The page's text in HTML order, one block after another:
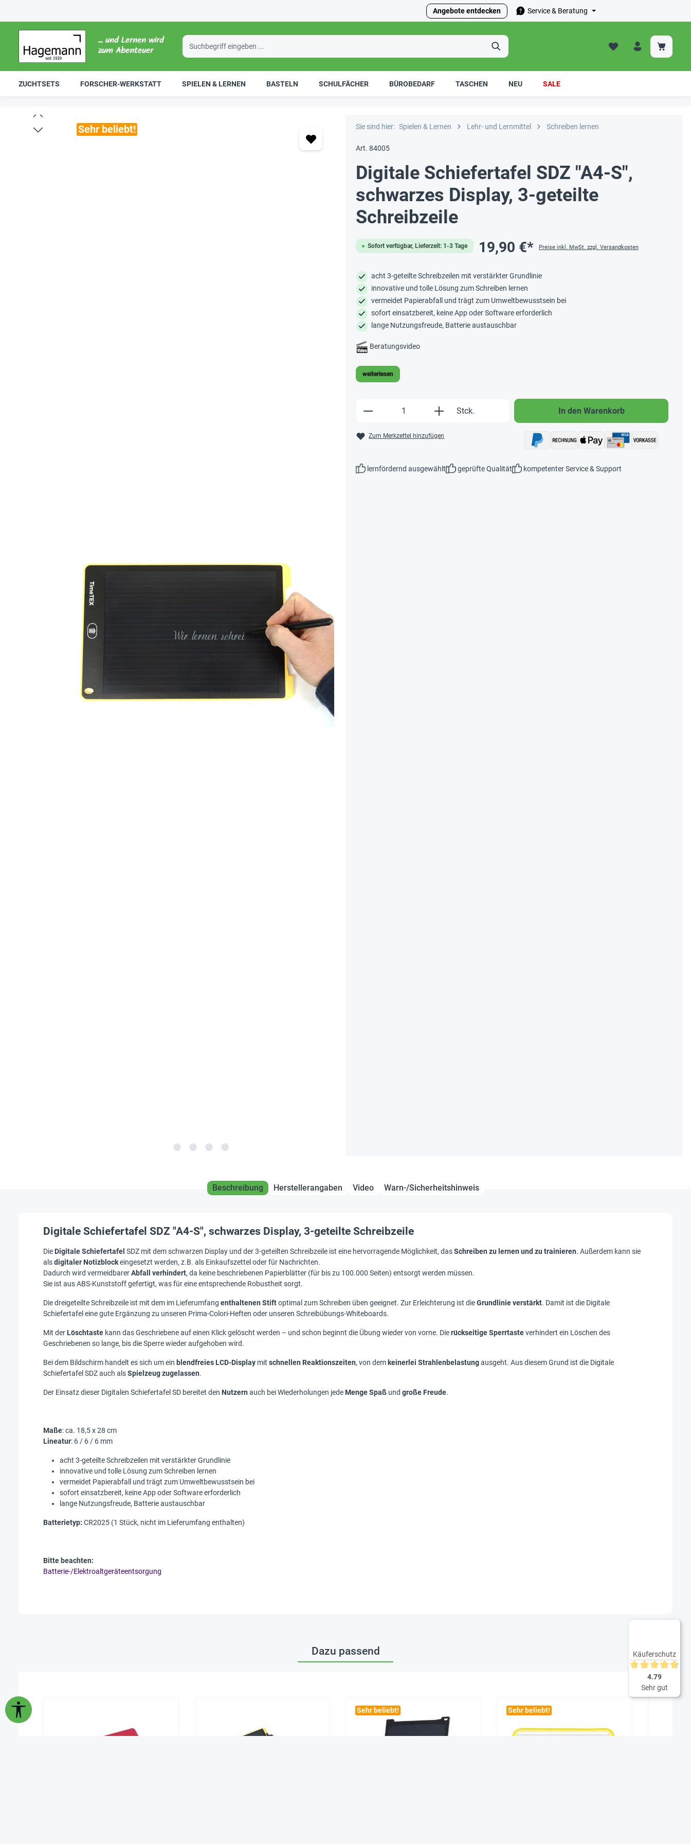
Angebote entdecken Service & Beratung
... und Lernen wird
zum Abenteuer
ZUCHTSETS FORSCHER-WERKSTATT SPIELEN & LERNEN BASTELN SCHULFÄCHER BÜROBEDARF TASCHEN NEU SALE
Sehr beliebt! Sie sind hier: Spielen & Lernen Lehr- und Lernmittel Schreiben lernen
Art. 84005
Digitale Schiefertafel SDZ "A4-S",
schwarzes Display, 3-geteilte
Schreibzeile
Sofort verfügbar, Lieferzeit: 1-3 Tage 19,90 €* Preise inkl. MwSt. zzgl. Versandkosten
acht 3-geteilte Schreibzeilen mit verstärkter Grundlinie
innovative und tolle Lösung zum Schreiben lernen
vermeidet Papierabfall und trägt zum Umweltbewusstsein bei
sofort einsatzbereit, keine App oder Software erforderlich
lange Nutzungsfreude, Batterie austauschbar
Beratungsvideo
weiterlesen
Produkt Anzahl: Gib den gewünschten Wert ein oder
Stck.
Zum Merkzettel hinzufügen
In den Warenkorb
lernfördernd ausgewählt geprüfte Qualität kompetenter Service & Support
Beschreibung Herstellerangaben Video Warn-/Sicherheitshinweis
Digitale Schiefertafel SDZ "A4-S", schwarzes Display, 3-geteilte Schreibzeile
Die Digitale Schiefertafel SDZ mit dem schwarzen Display und der 3-geteilten Schreibzeile ist eine hervorragende Möglichkeit, dasSchreiben zu lernen und zu trainieren. Außerdem kann sie
alsdigitaler Notizblockeingesetzt werden, z.B. als Einkaufszettel oder für Nachrichten.
Dadurch wird vermeidbarerAbfall verhindert, da keine beschriebenen Papierblätter (für bis zu 100.000 Seiten) entsorgt werden müssen.
Sie ist aus ABS-Kunststoff gefertigt, was für eine entsprechende Robustheit sorgt.
Die dreigeteilte Schreibzeile ist mit dem im Lieferumfang enthaltenen Stiftoptimal zum Schreiben üben geeignet. Zur Erleichterung ist dieGrundlinie verstärkt. Damit ist die Digitale
Schiefertafel eine gute Ergänzung zu unseren Prima-Colori-Heften oder unseren Schreibübungs-Whiteboards.
Mit der Löschtaste kann das Geschriebene auf einen Klick gelöscht werden – und schon beginnt die Übung wieder von vorne. Dierückseitige Sperrtasteverhindert ein Löschen des
Geschriebenen so lange, bis die Sperre wieder aufgehoben wird.
Bei dem Bildschirm handelt es sich um ein blendfreies LCD-Display mit schnellen Reaktionszeiten, von dem keinerlei Strahlenbelastungausgeht. Aus diesem Grund ist die Digitale
Schiefertafel SDZ auch alsSpielzeug zugelassen.
Der Einsatz dieser Digitalen Schiefertafel SD bereitet den Nutzern auch bei Wiederholungen jede Menge Spaß und große Freude.
Maße: ca. 18,5 x 28 cm
Lineatur: 6 / 6 / 6 mm
acht 3-geteilte Schreibzeilen mit verstärkter Grundlinie
innovative und tolle Lösung zum Schreiben lernen
vermeidet Papierabfall und trägt zum Umweltbewusstsein bei
sofort einsatzbereit, keine App oder Software erforderlich
lange Nutzungsfreude, Batterie austauschbar
Batterietyp: CR2025 (1 Stück, nicht im Lieferumfang enthalten)
Bitte beachten:
Batterie-/Elektroaltgeräteentsorgung
Dazu passend
Sehr beliebt! Sehr beliebt!
Werkzeugleiste anzeigen
Käuferschutz
Durchschnittliche
4.79
Sehr gut